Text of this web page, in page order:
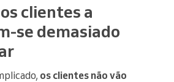
clientes a
se demasiado
os clientes não vão